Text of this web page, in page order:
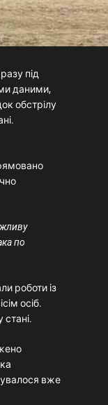
під
даними,
обстрілу
по
роботи із
осіб.
вже